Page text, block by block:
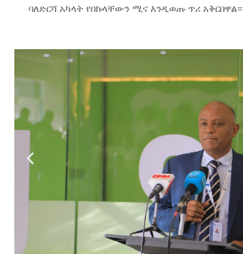
ባለድርሻ አካላት የበኩላቸውን ሚና እንዲወጡ ጥሪ አቅርበዋል።